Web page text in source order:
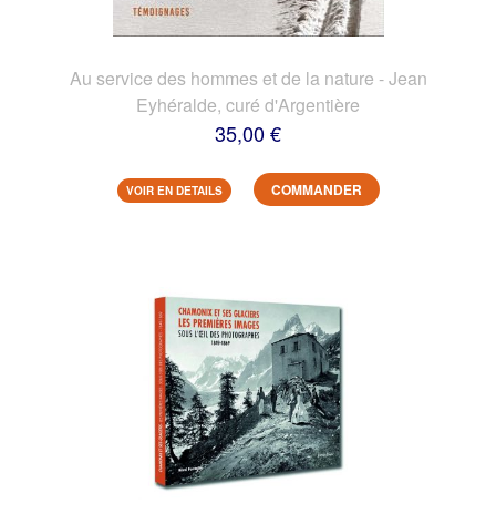
Au service des hommes et de la nature - Jean
Eyhéralde, curé d'Argentière
35,00 €
VOIR EN DETAILS COMMANDER